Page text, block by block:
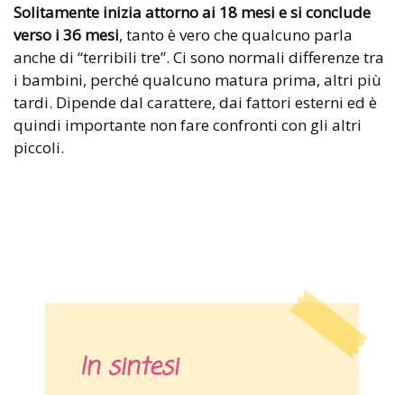
Solitamente inizia attorno ai 18 mesi e si conclude
verso i 36 mesi, tanto è vero che qualcuno parla
anche di “terribili tre”. Ci sono normali differenze tra
i bambini, perché qualcuno matura prima, altri più
tardi. Dipende dal carattere, dai fattori esterni ed è
quindi importante non fare confronti con gli altri
piccoli.
In sintesi